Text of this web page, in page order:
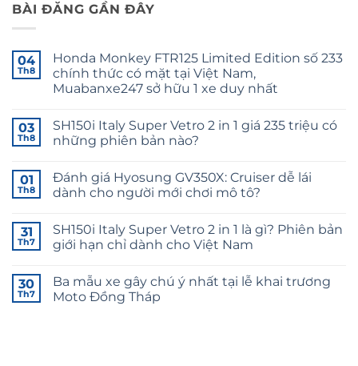
BÀI ĐĂNG GẦN ĐÂY
04
Th8
Honda Monkey FTR125 Limited Edition số 233
chính thức có mặt tại Việt Nam,
Muabanxe247 sở hữu 1 xe duy nhất
bình
luận
ở
FTR125
Limited
Edition
chính
thức
có
Việt
Nam,
Muabanxe247
03
Th8
SH150i Italy Super Vetro 2 in 1 giá 235 triệu có
những phiên bản nào?
bình
luận
ở
Super
Vetro
2
giá
235
triệu
01
Th8
Đánh giá Hyosung GV350X: Cruiser dễ lái
dành cho người mới chơi mô tô?
bình
luận
ở
Hyosung
GV350X:
Cruiser
31
Th7
SH150i Italy Super Vetro 2 in 1 là gì? Phiên bản
giới hạn chỉ dành cho Việt Nam
bình
luận
ở
30
Th7
Ba mẫu xe gây chú ý nhất tại lễ khai trương
Moto Đồng Tháp